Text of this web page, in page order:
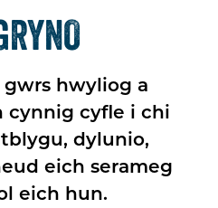
hwyliog a
cynnig cyfle i chi
dylunio,
eich serameg
eich hun.